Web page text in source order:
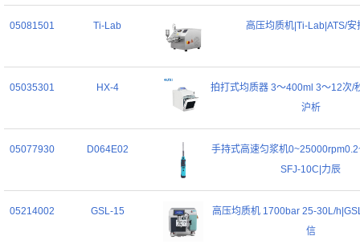
05081501 Ti-Lab 高压均质机|Ti-Lab|ATS/安
05035301 HX-4
拍打式均质器 3～400ml 3～12次/
沪析
05077930 D064E02
手持式高速匀浆机
SFJ-10C|力辰
05214002 GSL-15
高压均质机 1700bar 25-30L/
信